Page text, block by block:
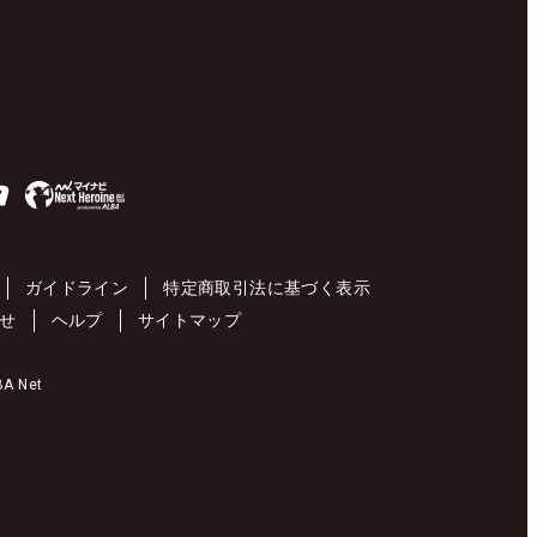
ガイドライン
特定商取引法に基づく表示
ヘルプ サイトマップ
Net